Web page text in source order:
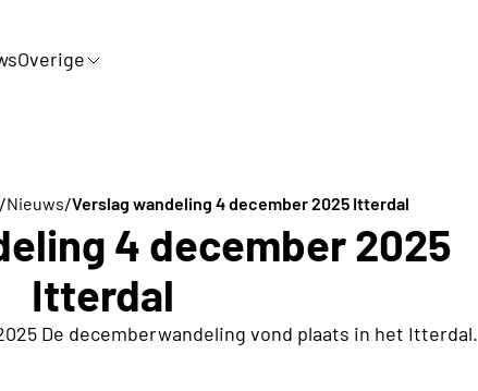
Overige
/Nieuws/Verslag wandeling 4 december 2025 Itterdal
4 december 2025
Itterdal
2025 De decemberwandeling vond plaats in het Itterdal.